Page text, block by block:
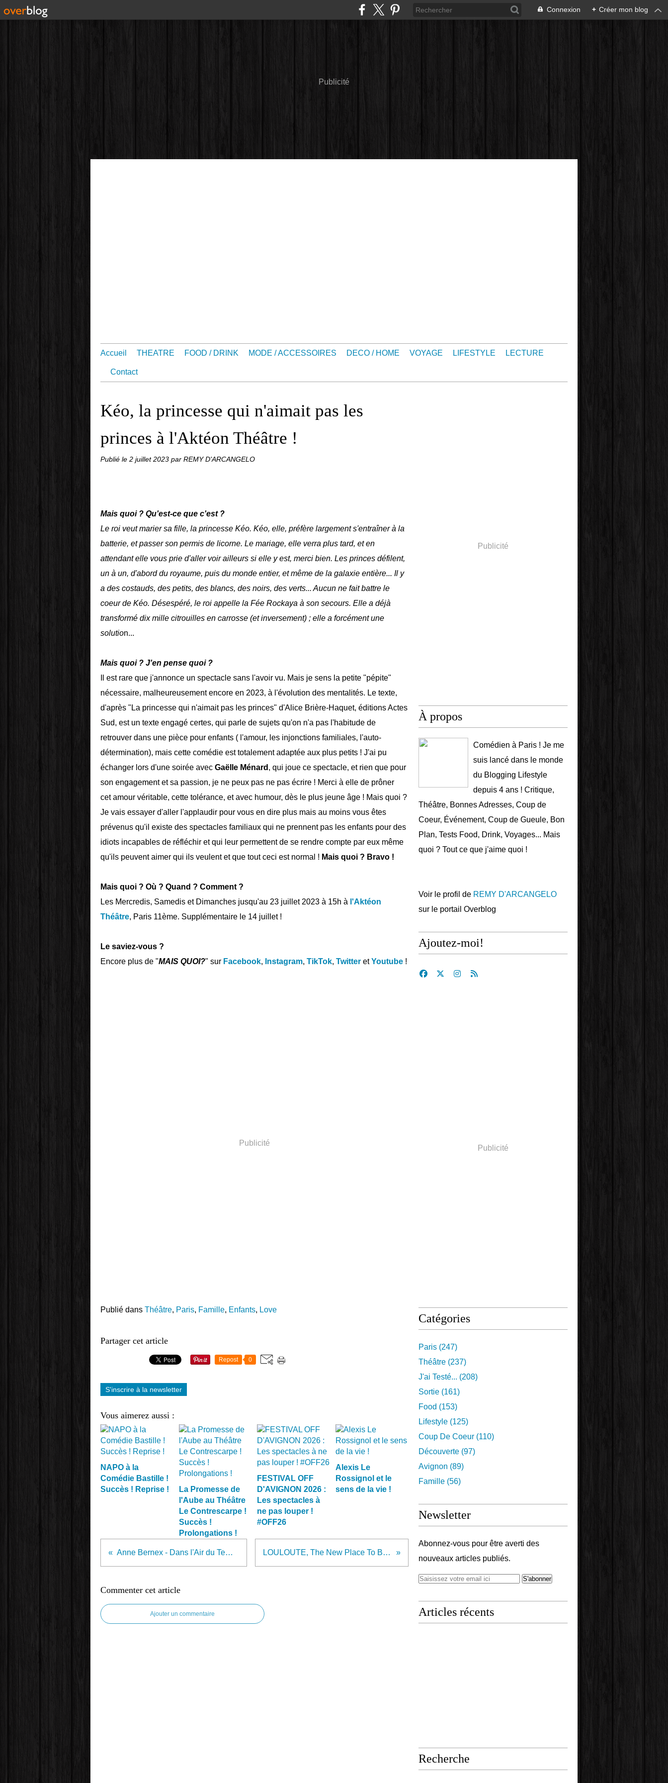
Connexion + Créer mon blog
Publicité
Accueil THEATRE FOOD / DRINK MODE / ACCESSOIRES DECO / HOME VOYAGE LIFESTYLE LECTURE
Contact
Kéo, la princesse qui n'aimait pas les
princes à l'Aktéon Théâtre !
Publié le 2 juillet 2023 par REMY D'ARCANGELO
Mais quoi ? Qu'est-ce que c'est ?
Le roi veut marier sa fille, la princesse Kéo. Kéo, elle, préfère largement s'entraîner à la
batterie, et passer son permis de licorne. Le mariage, elle verra plus tard, et en
attendant elle vous prie d'aller voir ailleurs si elle y est, merci bien. Les princes défilent,
un à un, d'abord du royaume, puis du monde entier, et même de la galaxie entière... Il y
a des costauds, des petits, des blancs, des noirs, des verts... Aucun ne fait battre le
coeur de Kéo. Désespéré, le roi appelle la Fée Rockaya à son secours. Elle a déjà
transformé dix mille citrouilles en carrosse (et inversement) ; elle a forcément une
solution...
Mais quoi ? J'en pense quoi ?
Il est rare que j'annonce un spectacle sans l'avoir vu. Mais je sens la petite "pépite"
nécessaire, malheureusement encore en 2023, à l'évolution des mentalités. Le texte,
d'après "La princesse qui n'aimait pas les princes" d'Alice Brière-Haquet, éditions Actes
Sud, est un texte engagé certes, qui parle de sujets qu'on n'a pas l'habitude de
retrouver dans une pièce pour enfants ( l'amour, les injonctions familiales, l'auto-
détermination), mais cette comédie est totalement adaptée aux plus petits ! J'ai pu
échanger lors d'une soirée avec Gaëlle Ménard , qui joue ce spectacle, et rien que pour
son engagement et sa passion, je ne peux pas ne pas écrire ! Merci à elle de prôner
cet amour véritable, cette tolérance, et avec humour, dès le plus jeune âge ! Mais quoi ?
Je vais essayer d'aller l'applaudir pour vous en dire plus mais au moins vous êtes
prévenus qu'il existe des spectacles familiaux qui ne prennent pas les enfants pour des
idiots incapables de réfléchir et qui leur permettent de se rendre compte par eux même
qu'ils peuvent aimer qui ils veulent et que tout ceci est normal ! Mais quoi ? Bravo !
Mais quoi ? Où ? Quand ? Comment ?
Les Mercredis, Samedis et Dimanches jusqu'au 23 juillet 2023 à 15h à l'Aktéon
Théâtre, Paris 11ème. Supplémentaire le 14 juillet !
Le saviez-vous ?
Encore plus de "MAIS QUOI?" sur Facebook, Instagram, TikTok, Twitter etYoutube !
Publicité
Publié dans Théâtre, Paris, Famille, Enfants, Love
Partager cet article
Repost 0
S'inscrire à la newsletter
Vous aimerez aussi :
NAPO à la
Comédie Bastille !
Succès ! Reprise !
La Promesse de
l'Aube au Théâtre
Le Contrescarpe !
Succès !
Prolongations !
FESTIVAL OFF
D'AVIGNON 2026 :
Les spectacles à
ne pas louper !
#OFF26
Alexis Le
Rossignol et le
sens de la vie !
Anne Bernex - Dans l'Air du Temps - Palais du Rire - 15h45 - #OFF23 LOULOUTE, The New Place To Be de la rue de Charonne, Paris 11ème !
Commenter cet article
Ajouter un commentaire
Publicité
À propos
Comédien à Paris ! Je me
suis lancé dans le monde
du Blogging Lifestyle
depuis 4 ans ! Critique,
Théâtre, Bonnes Adresses, Coup de
Coeur, Événement, Coup de Gueule, Bon
Plan, Tests Food, Drink, Voyages... Mais
quoi ? Tout ce que j'aime quoi !
Voir le profil de REMY D'ARCANGELO
sur le portail Overblog
Ajoutez-moi!
Publicité
Catégories
Paris (247)
Théâtre (237)
J'ai Testé... (208)
Sortie (161)
Food (153)
Lifestyle (125)
Coup De Coeur (110)
Découverte (97)
Avignon (89)
Famille (56)
Newsletter
Abonnez-vous pour être averti des
nouveaux articles publiés.
Articles récents
Recherche